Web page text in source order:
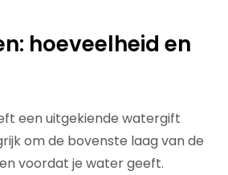
hoeveelheid en
een uitgekiende watergift
om de bovenste laag van de
voordat je water geeft.